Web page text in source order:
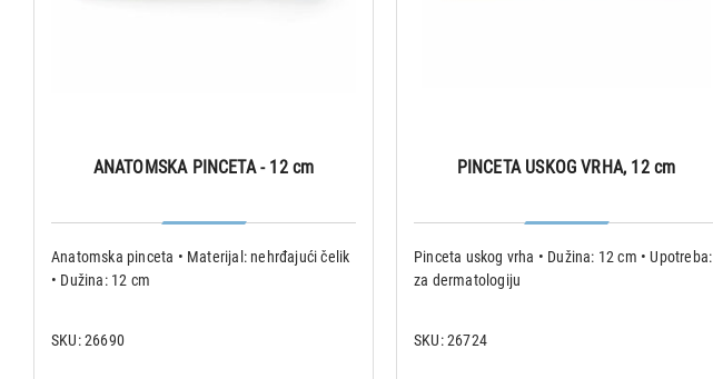
ANATOMSKA PINCETA - 12 cm
Anatomska pinceta • Materijal: nehrđajući čelik
• Dužina: 12 cm
SKU: 26690
PINCETA USKOG VRHA, 12 cm
Pinceta uskog vrha • Dužina: 12 cm • Upotreba:
za dermatologiju
SKU: 26724